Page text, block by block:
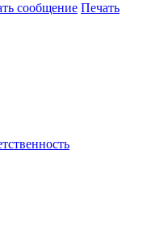
сообщение Печать